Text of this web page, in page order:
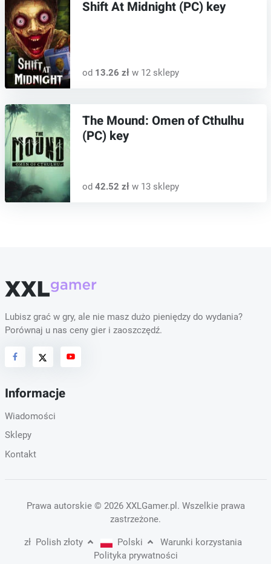
Shift At Midnight (PC) key
od 13.26 złw 12 sklepy
The Mound: Omen of Cthulhu
(PC) key
od 42.52 złw 13 sklepy
Lubisz grać w gry, ale nie masz dużo pieniędzy do wydania?
Porównaj u nas ceny gier i zaoszczędź.
Informacje
Wiadomości
Sklepy
Kontakt
Prawa autorskie © 2026 XXLGamer.pl . Wszelkie prawa
zastrzeżone.
zł Polish złoty Polski
Warunki korzystania
Polityka prywatności